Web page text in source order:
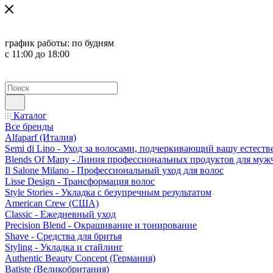
график работы: по будням
с 11:00 до 18:00
Каталог
Все бренды
Alfaparf (Италия)
Semi di Lino - Уход за волосами, подчеркивающий вашу
Blends Of Many - Линия профессиональных продуктов для
Il Salone Milano - Профессиональный уход для волос
Lisse Design - Трансформация волос
Style Stories - Укладка с безупречным результатом
American Crew (США)
Classic - Ежедневный уход
Precision Blend - Окрашивание и тонирование
Shave - Средства для бритья
Styling - Укладка и стайлинг
Authentic Beauty Concept (Германия)
Batiste (Великобритания)